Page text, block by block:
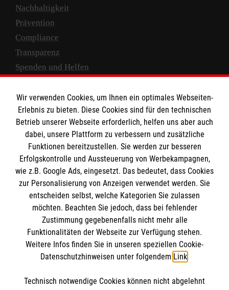
Nachhaltigkeit
Prävention
Compliance
Transparenz
Spenden und Helfen
Empfänger: Malteser Hilfsdienst e.V.
IBAN: DE10 3706 0120 1201 2000 12
BIC: GENODED 1PA7
Newsletter abonnieren
Cookies verwalten|AGB|Impressum|Datenschutz
Wir verwenden Cookies, um Ihnen ein optimales Webseiten-
Erlebnis zu bieten. Diese Cookies sind für den technischen
Betrieb unserer Webseite erforderlich, helfen uns aber auch
dabei, unsere Plattform zu verbessern und zusätzliche
Funktionen bereitzustellen. Sie werden zur besseren
Erfolgskontrolle und Aussteuerung von Werbekampagnen,
wie z.B. Google Ads, eingesetzt. Das bedeutet, dass Cookies
zur Personalisierung von Anzeigen verwendet werden. Sie
entscheiden selbst, welche Kategorien Sie zulassen
möchten. Beachten Sie jedoch, dass bei fehlender
Zustimmung gegebenenfalls nicht mehr alle
Funktionalitäten der Webseite zur Verfügung stehen.
Weitere Infos finden Sie in unseren speziellen Cookie-
Datenschutzhinweisen unter folgendem Link.
Technisch notwendige Cookies können nicht abgelehnt